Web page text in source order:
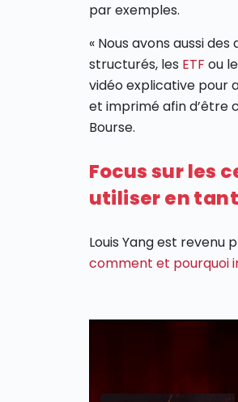
par exemples.
« Nous avons aussi
structurés, les ETF ou
vidéo explicative pour
et imprimé afin d’être
Bourse.
Focus sur les
utiliser en
Louis Yang est revenu
comment et pourquoi